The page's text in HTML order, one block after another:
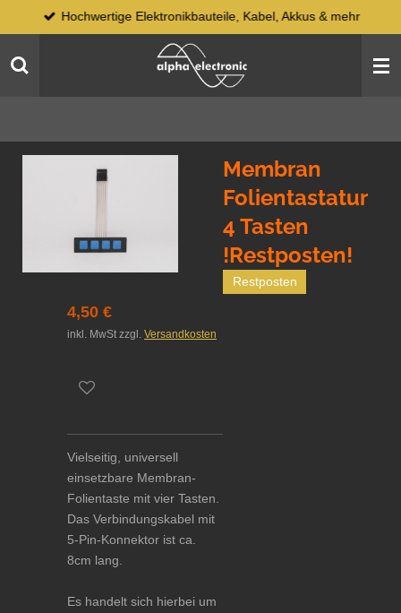
Hauptinhalt
springen
Hochwertige Elektronikbauteile, Kabel, Akkus & mehr
Membran
Folientastatur
4 Tasten
!Restposten!
Restposten
4,50 €
inkl. MwSt zzgl. Versandkosten
Vielseitig, universell
einsetzbare Membran-
Folientaste mit vier Tasten.
Das Verbindungskabel mit
5-Pin-Konnektor ist ca.
8cm lang.
Es handelt sich hierbei um